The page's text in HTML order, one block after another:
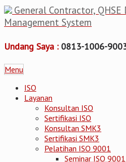
General Contractor,
Management System
Undang Saya : 0813-1006-
Menu
ISO
Layanan
Konsultan ISO
Sertifikasi ISO
Konsultan SMK3
Sertifikasi SMK3
Pelatihan ISO 9001
Seminar ISO